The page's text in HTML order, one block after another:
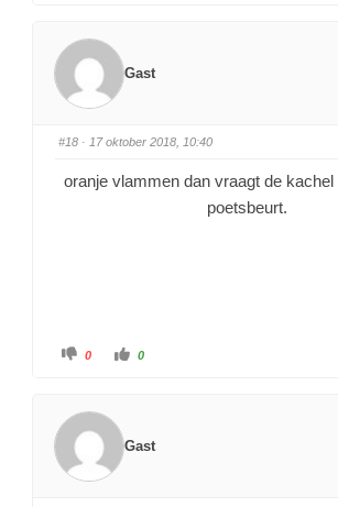
Gast
#18 · 17 oktober 2018, 10:40
oranje vlammen dan vraagt de kachel
poetsbeurt.
0 0
Gast